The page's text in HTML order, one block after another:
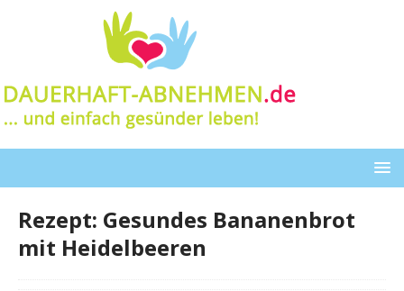
Rezept: Gesundes Bananenbrot
mit Heidelbeeren